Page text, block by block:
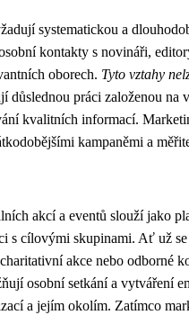
systematickou a
kontakty s novináři,
oborech. Tyto vztahy
důslednou práci založenou na
kvalitních informací.
kampaněmi a
akcí a eventů slouží jako
s cílovými skupinami. Ať už se
akce nebo odborné
osobní setkání a vytváření
a jejím okolím. Zatímco